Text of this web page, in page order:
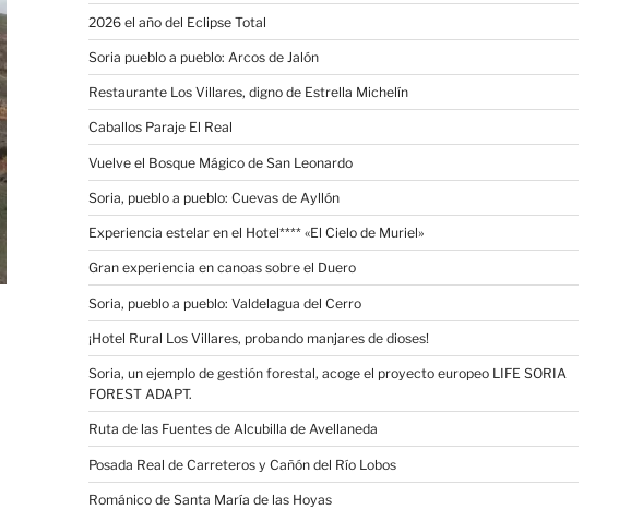
2026 el año del Eclipse Total
Soria pueblo a pueblo: Arcos de Jalón
Restaurante Los Villares, digno de Estrella Michelín
Caballos Paraje El Real
Vuelve el Bosque Mágico de San Leonardo
Soria, pueblo a pueblo: Cuevas de Ayllón
Experiencia estelar en el Hotel**** «El Cielo de Muriel»
Gran experiencia en canoas sobre el Duero
Soria, pueblo a pueblo: Valdelagua del Cerro
¡Hotel Rural Los Villares, probando manjares de dioses!
Soria, un ejemplo de gestión forestal, acoge el proyecto europeo LIFE SORIA
FOREST ADAPT.
Ruta de las Fuentes de Alcubilla de Avellaneda
Posada Real de Carreteros y Cañón del Río Lobos
Románico de Santa María de las Hoyas